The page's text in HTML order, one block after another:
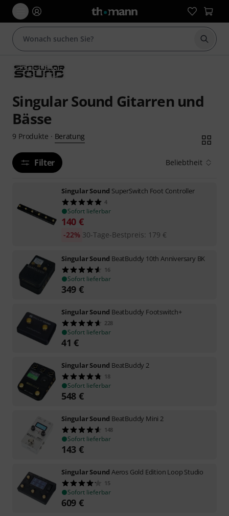
Suche
Singular Sound Gitarren und
Bässe
9 Produkte · Beratung
Filter Beliebtheit
Singular Sound SuperSwitch Foot Controller
4
Sofort lieferbar
140 €
30-Tage-Bestpreis: 179 €
-22%
Singular Sound BeatBuddy 10th Anniversary BK
16
Sofort lieferbar
349 €
Singular Sound Beatbuddy Footswitch+
228
Sofort lieferbar
41 €
Singular Sound BeatBuddy 2
18
Sofort lieferbar
548 €
Singular Sound BeatBuddy Mini 2
148
Sofort lieferbar
143 €
Singular Sound Aeros Gold Edition Loop Studio
15
Sofort lieferbar
609 €